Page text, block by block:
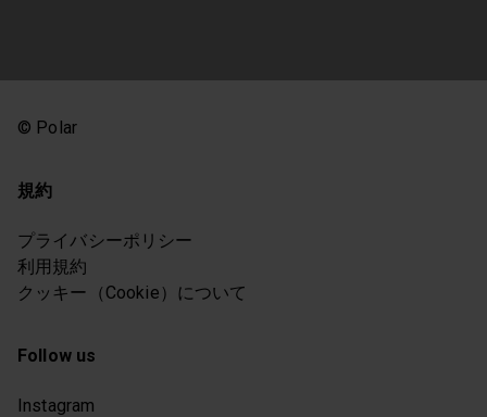
© Polar
規約
プライバシーポリシー
利用規約
クッキー（Cookie）について
Follow us
Instagram